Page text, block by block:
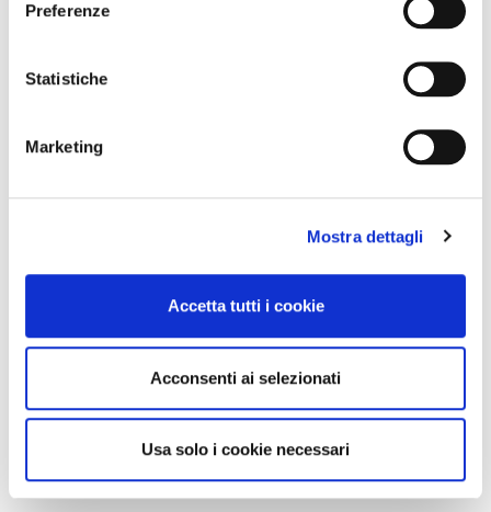
Preferenze
Statistiche
Marketing
Mostra dettagli
Accetta tutti i cookie
Acconsenti ai selezionati
Usa solo i cookie necessari